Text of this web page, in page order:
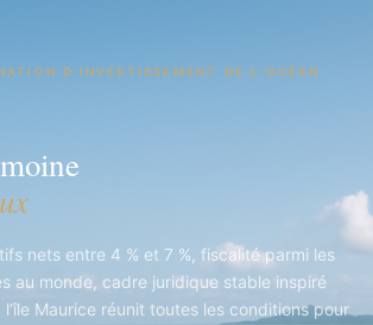
D’INVESTISSEMENT DE L’OCÉAN
nets entre 4 % et 7 %, fiscalité parmi les
au monde, cadre juridique stable inspiré
Maurice réunit toutes les conditions pour